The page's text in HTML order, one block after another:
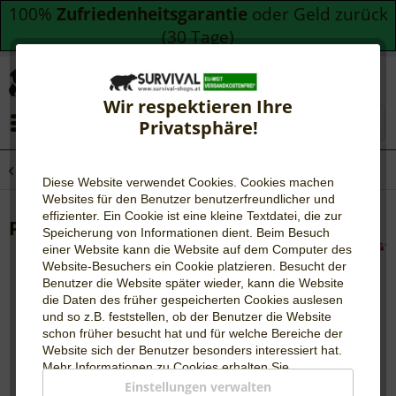
100% Zufriedenheitsgarantie oder Geld zurück
(30 Tage)
Wir respektieren Ihre
Privatsphäre!
Diese Website verwendet Cookies. Cookies machen
Websites für den Benutzer benutzerfreundlicher und
effizienter. Ein Cookie ist eine kleine Textdatei, die zur
Speicherung von Informationen dient. Beim Besuch
einer Website kann die Website auf dem Computer des
Website-Besuchers ein Cookie platzieren. Besucht der
Benutzer die Website später wieder, kann die Website
die Daten des früher gespeicherten Cookies auslesen
und so z.B. feststellen, ob der Benutzer die Website
schon früher besucht hat und für welche Bereiche der
Website sich der Benutzer besonders interessiert hat.
Mehr Informationen zu Cookies erhalten Sie
WIKIPEDIA.
Einstellungen verwalten
Pasta "Carbonara" mit Schinken